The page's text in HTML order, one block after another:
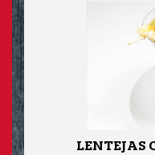
LENTEJAS